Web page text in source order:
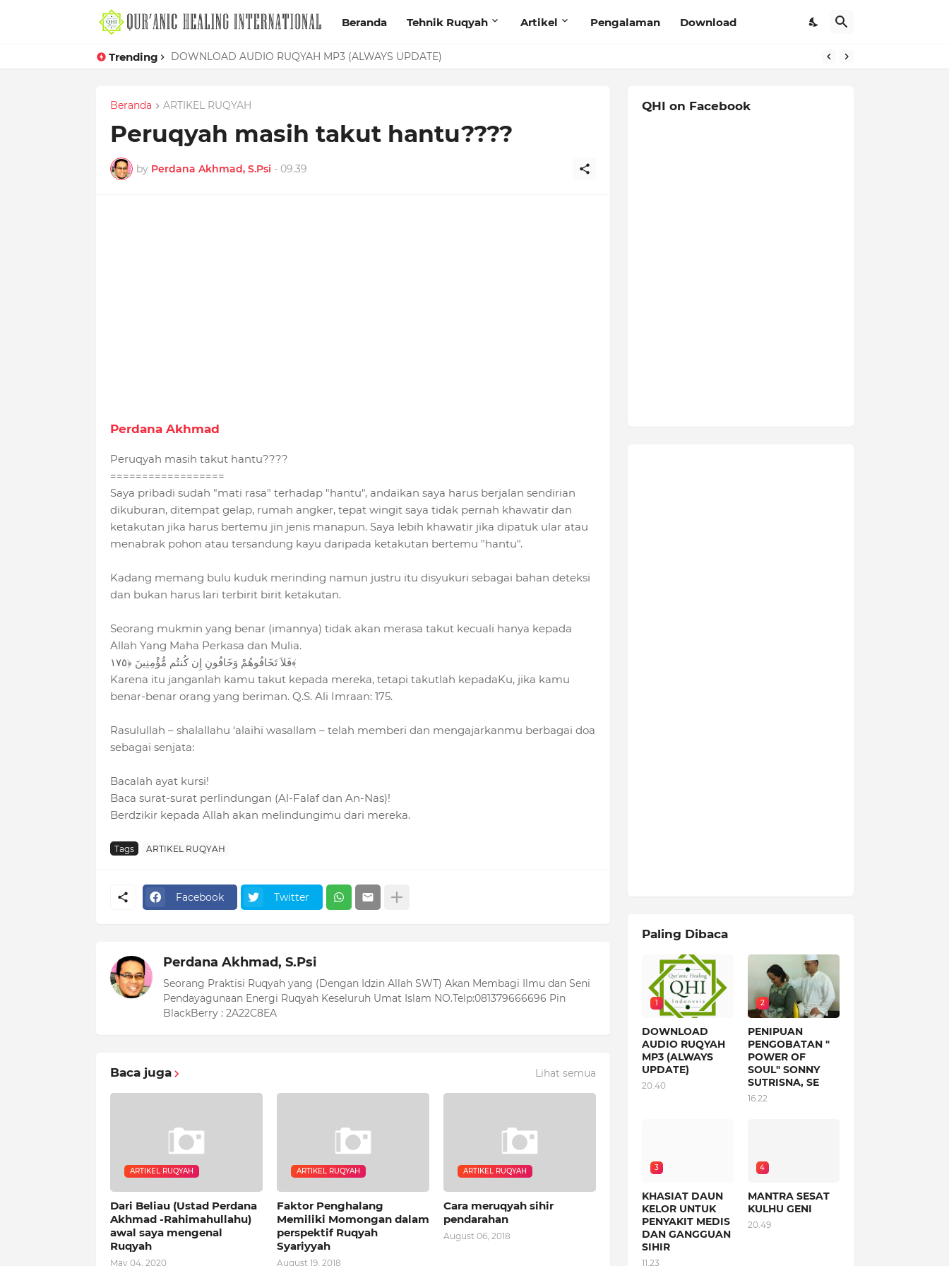
Beranda Tehnik Ruqyah Artikel Pengalaman Download
Trending DOWNLOAD AUDIO RUQYAH MP3 (ALWAYS UPDATE)
Mudahnya Memelet Seorang Wanita Lewat Foto di Facebook
Beranda ARTIKEL RUQYAH
Peruqyah masih takut hantu????
by Perdana Akhmad, S.Psi - 09.39
Perdana Akhmad
Peruqyah masih takut hantu????
==================
Saya pribadi sudah "mati rasa" terhadap "hantu", andaikan saya harus berjalan sendirian
dikuburan, ditempat gelap, rumah angker, tepat wingit saya tidak pernah khawatir dan
ketakutan jika harus bertemu jin jenis manapun. Saya lebih khawatir jika dipatuk ular atau
menabrak pohon atau tersandung kayu daripada ketakutan bertemu "hantu".
Kadang memang bulu kuduk merinding namun justru itu disyukuri sebagai bahan deteksi
dan bukan harus lari terbirit birit ketakutan.
Seorang mukmin yang benar (imannya) tidak akan merasa takut kecuali hanya kepada
Allah Yang Maha Perkasa dan Mulia.
ﻓَﻼَ ﺗَﺨَﺎﻓُﻮﻫُﻢْ ﻭَﺧَﺎﻓُﻮﻥِ ﺇِﻥ ﻛُﻨﺘُﻢ ﻣُّﺆْﻣِﻨِﻴﻦَ ﴿١٧٥﴾
Karena itu janganlah kamu takut kepada mereka, tetapi takutlah kepadaKu, jika kamu
benar-benar orang yang beriman. Q.S. Ali Imraan: 175.
Rasulullah – shalallahu ‘alaihi wasallam – telah memberi dan mengajarkanmu berbagai doa
sebagai senjata:
Bacalah ayat kursi!
Baca surat-surat perlindungan (Al-Falaf dan An-Nas)!
Berdzikir kepada Allah akan melindungimu dari mereka.
Tags ARTIKEL RUQYAH
Facebook Twitter
Perdana Akhmad, S.Psi
Seorang Praktisi Ruqyah yang (Dengan Idzin Allah SWT) Akan Membagi Ilmu dan Seni
Pendayagunaan Energi Ruqyah Keseluruh Umat Islam NO.Telp:081379666696 Pin
BlackBerry : 2A22C8EA
Baca juga Lihat semua
ARTIKEL RUQYAH
Dari Beliau (Ustad Perdana
Akhmad -Rahimahullahu)
awal saya mengenal
Ruqyah
May 04, 2020
ARTIKEL RUQYAH
Faktor Penghalang
Memiliki Momongan dalam
perspektif Ruqyah
Syariyyah
August 19, 2018
ARTIKEL RUQYAH
Cara meruqyah sihir
pendarahan
August 06, 2018
QHI on Facebook
Paling Dibaca
1
DOWNLOAD
AUDIO RUQYAH
MP3 (ALWAYS
UPDATE)
20.40
2
PENIPUAN
PENGOBATAN "
POWER OF
SOUL" SONNY
SUTRISNA, SE
16.22
3
KHASIAT DAUN
KELOR UNTUK
PENYAKIT MEDIS
DAN GANGGUAN
SIHIR
11.23
4
MANTRA SESAT
KULHU GENI
20.49